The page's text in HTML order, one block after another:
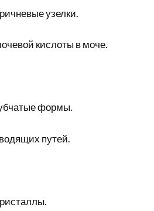
узелки.
кислоты в моче.
формы.
путей.